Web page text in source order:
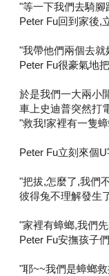
"等一下我們去騎腳
Peter Fu回到家後,
"我帶他們兩個去
Peter Fu很豪氣地
於是我們一大兩小
車上史迪普突然打
"救我!家裡有一隻
Peter Fu立刻來個
"把拔,怎麼了,我們
彼得兔不理解發生
"家裡有蟑螂,我們
Peter Fu安撫孩子
"耶~~我們是蟑螂